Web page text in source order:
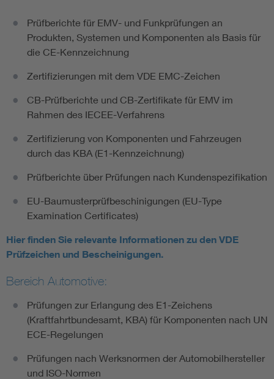
Prüfberichte für EMV- und Funkprüfungen an
Produkten, Systemen und Komponenten als Basis für
die CE-Kennzeichnung
Zertifizierungen mit dem VDE EMC-Zeichen
CB-Prüfberichte und CB-Zertifikate für EMV im
Rahmen des IECEE-Verfahrens
Zertifizierung von Komponenten und Fahrzeugen
durch das KBA (E1-Kennzeichnung)
Prüfberichte über Prüfungen nach Kundenspezifikation
EU-Baumusterprüfbeschinigungen (EU-Type
Examination Certificates)
Hier finden Sie relevante Informationen zu den VDE
Prüfzeichen und Bescheinigungen.
Bereich Automotive:
Prüfungen zur Erlangung des E1-Zeichens
(Kraftfahrtbundesamt, KBA) für Komponenten nach UN
ECE-Regelungen
Prüfungen nach Werksnormen der Automobilhersteller
und ISO-Normen